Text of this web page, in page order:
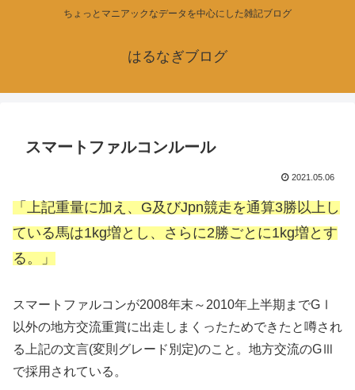
ちょっとマニアックなデータを中心にした雑記ブログ
はるなぎブログ
スマートファルコンルール
2021.05.06
「上記重量に加え、G及びJpn競走を通算3勝以上し
ている馬は1kg増とし、さらに2勝ごとに1kg増とす
る。」
スマートファルコンが2008年末～2010年上半期までGⅠ
以外の地方交流重賞に出走しまくったためできたと噂され
る上記の文言(変則グレード別定)のこと。地方交流のGⅢ
で採用されている。